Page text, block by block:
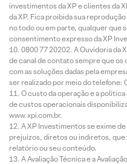
investimentos da XP e clientes da
da XP. Fica proibida sua
no todo ou em parte, qualquer que
consentimento expresso da XP
0800 77 20202. A Ouvidoria da
de canal de contato sempre que
com as soluções dadas pela
ser realizado por meio do telefone:
O custo da operação e a
de custos operacionais
www.xpi.com.br.
A XP Investimentos se exime
prejuízos, diretos ou indiretos,
relatório ou seu conteúdo.
A Avaliação Técnica e a